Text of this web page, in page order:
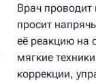
Врач
просит
её реакцию на
мягкие
коррекции,